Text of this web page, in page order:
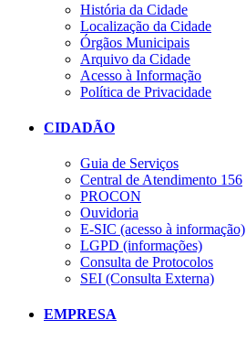
História da Cidade
Localização da Cidade
Órgãos Municipais
Arquivo da Cidade
Acesso à Informação
Política de Privacidade
CIDADÃO
Guia de Serviços
Central de Atendimento 156
PROCON
Ouvidoria
E-SIC (acesso à informação)
LGPD (informações)
Consulta de Protocolos
SEI (Consulta Externa)
EMPRESA